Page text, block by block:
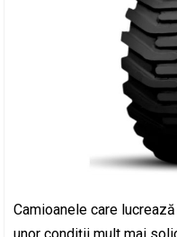
Camioanele care